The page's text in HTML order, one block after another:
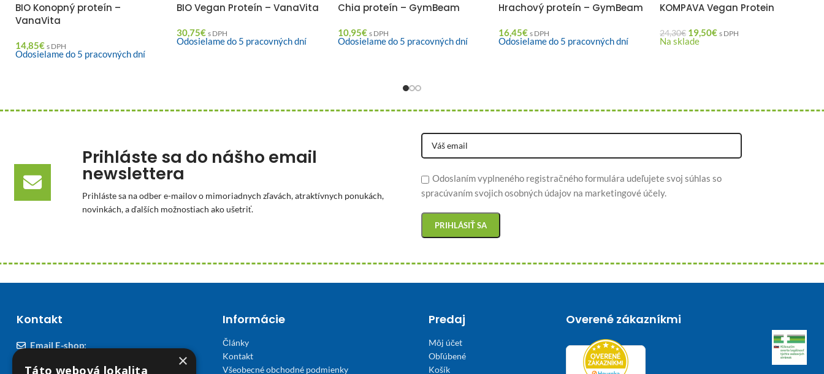
BIO Konopný proteín –
VanaVita
14,85€ s DPH
Odosielame do 5 pracovných dní
BIO Vegan Proteín – VanaVita
30,75€ s DPH
Odosielame do 5 pracovných dní
Chia proteín – GymBeam
10,95€ s DPH
Odosielame do 5 pracovných dní
Hrachový proteín – GymBeam
16,45€ s DPH
Odosielame do 5 pracovných dní
KOMPAVA Vegan Protein
24,30€ 19,50€ s DPH
Na sklade
Prihláste sa do nášho email
newslettera
Prihláste sa na odber e-mailov o mimoriadnych zľavách, atraktívnych ponukách,
novinkách, a ďalších možnostiach ako ušetriť.
Odoslaním vyplneného registračného formulára udeľujete svoj súhlas so
spracúvaním svojich osobných údajov na marketingové účely.
Kontakt
Email E-shop:
podpora@viplekaren.sk
Informácie
Články
Kontakt
Všeobecné obchodné podmienky
Predaj
Môj účet
Obľúbené
Košík
Overené zákazníkmi
×
Táto webová lokalita